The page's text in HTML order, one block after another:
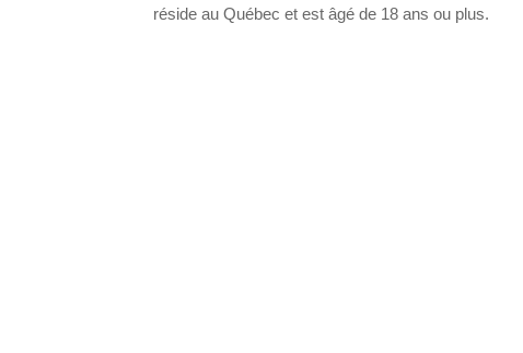
réside au Québec et est âgé de 18 ans ou plus.